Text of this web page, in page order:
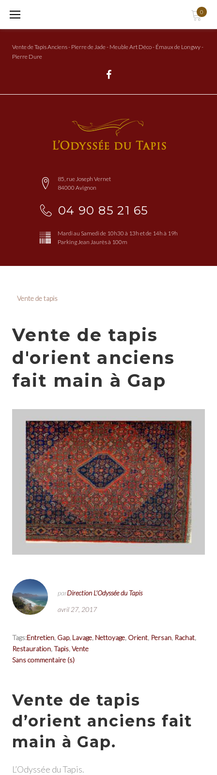
0
Vente de Tapis Anciens - Pierre de Jade - Meuble Art Déco - Émaux de Longwy -
Pierre Dure
85, rue Joseph Vernet
84000 Avignon
04 90 85 21 65
Mardi au Samedi de 10h30 à 13h et de 14h à 19h
Parking Jean Jaurès à 100m
Vente de tapis
Vente de tapis
d'orient anciens
fait main à Gap
parDirection L'Odyssée du Tapis
avril 27, 2017
Tags:Entretien, Gap, Lavage, Nettoyage, Orient, Persan, Rachat,
Restauration,Tapis,Vente
Sans commentaire (s)
Vente de tapis
d’orient anciens fait
main à Gap.
L’Odyssée du Tapis.